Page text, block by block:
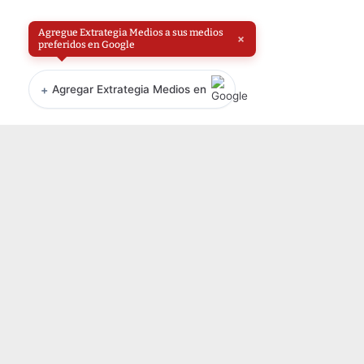
Agregue Extrategia Medios a sus medios
preferidos en Google
×
+ Agregar Extrategia Medios en